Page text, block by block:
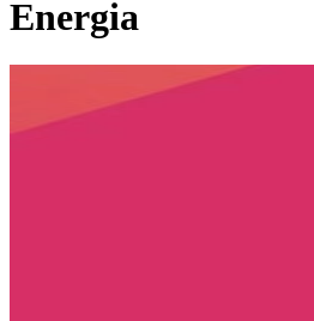
Energia